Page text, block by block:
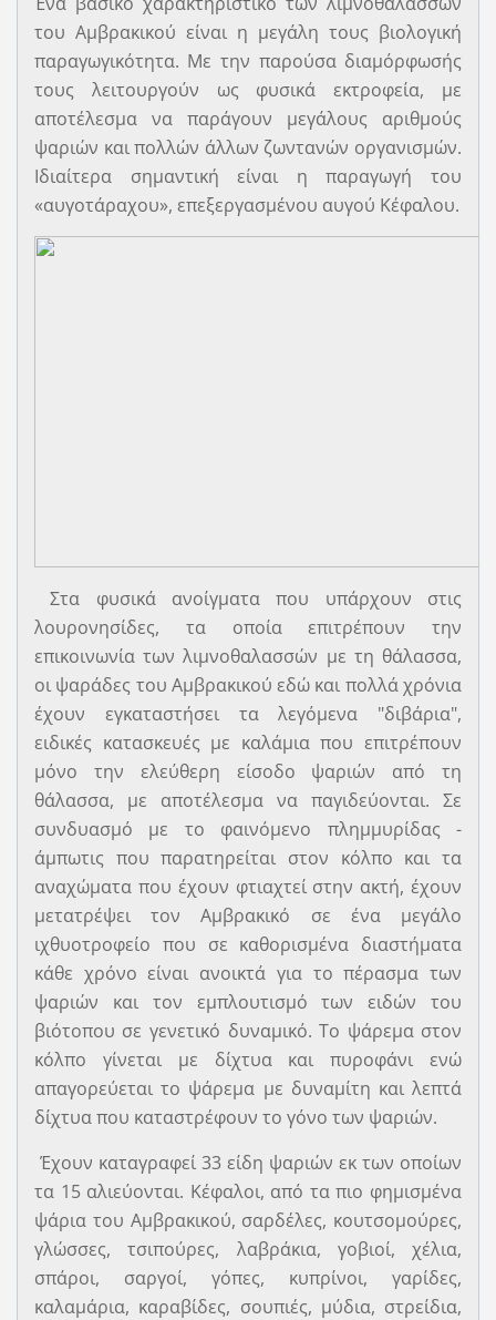
του Αμβρακικού είναι η μεγάλη τους βιολογική
παραγωγικότητα. Με την παρούσα διαμόρφωσής
τους λειτουργούν ως φυσικά εκτροφεία, με
αποτέλεσμα να παράγουν μεγάλους αριθμούς
ψαριών και πολλών άλλων ζωντανών οργανισμών.
Ιδιαίτερα σημαντική είναι η παραγωγή του
«αυγοτάραχου», επεξεργασμένου αυγού Κέφαλου.
Στα φυσικά ανοίγματα που υπάρχουν στις
λουρονησίδες, τα οποία επιτρέπουν την
επικοινωνία των λιμνοθαλασσών με τη θάλασσα,
οι ψαράδες του Αμβρακικού εδώ και πολλά χρόνια
έχουν εγκαταστήσει τα λεγόμενα "διβάρια",
ειδικές κατασκευές με καλάμια που επιτρέπουν
μόνο την ελεύθερη είσοδο ψαριών από τη
θάλασσα, με αποτέλεσμα να παγιδεύονται. Σε
συνδυασμό με το φαινόμενο πλημμυρίδας -
άμπωτις που παρατηρείται στον κόλπο και τα
αναχώματα που έχουν φτιαχτεί στην ακτή, έχουν
μετατρέψει τον Αμβρακικό σε ένα μεγάλο
ιχθυοτροφείο που σε καθορισμένα διαστήματα
κάθε χρόνο είναι ανοικτά για το πέρασμα των
ψαριών και τον εμπλουτισμό των ειδών του
βιότοπου σε γενετικό δυναμικό. Το ψάρεμα στον
κόλπο γίνεται με δίχτυα και πυροφάνι ενώ
απαγορεύεται το ψάρεμα με δυναμίτη και λεπτά
δίχτυα που καταστρέφουν το γόνο των ψαριών.
Έχουν καταγραφεί 33 είδη ψαριών εκ των οποίων
τα 15 αλιεύονται. Κέφαλοι, από τα πιο φημισμένα
ψάρια του Αµβρακικού, σαρδέλες, κουτσοµούρες,
γλώσσες, τσιπούρες, λαβράκια, γοβιοί, χέλια,
σπάροι, σαργοί, γόπες, κυπρίνοι, γαρίδες,
καλαµάρια, καραβίδες, σουπιές, μύδια, στρείδια,